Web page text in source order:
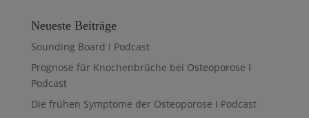
Neueste Beiträge
Sounding Board I Podcast
Prognose für Knochenbrüche bei Osteoporose I
Podcast
Die frühen Symptome der Osteoporose I Podcast